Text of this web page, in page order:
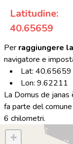
Latitudine:
40.65659
Per raggiungere
navigatore e
Lat: 40.65659
Lon: 9.62211
La Domus de janas
fa parte del
6 chilometri.
+